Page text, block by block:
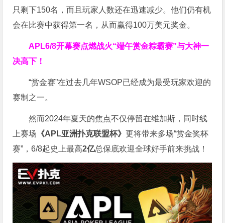
只剩下150名，而且玩家人数还在迅速减少。他们仍有机
会在比赛中获得第一名，从而赢得100万美元奖金。
APL6/8开幕赛点燃战火“端午赏金粽霸赛”与大神一
决高下！
“赏金赛”在过去几年WSOP已经成为最受玩家欢迎的
赛制之一。
然而2024年夏天的焦点不仅停留在维加斯，同时线
上赛场 《APL亚洲扑克联盟杯》更将带来多场“赏金奖杯
赛”，6/8起史上最高2亿总保底欢迎全球好手前来挑战！